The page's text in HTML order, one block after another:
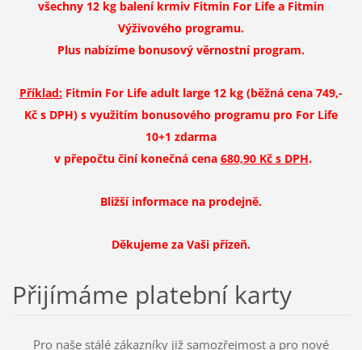
všechny 12 kg balení krmiv Fitmin For Life a Fitmin
Výživového programu.
Plus nabízíme bonusový věrnostní program.
Příklad: Fitmin For Life adult large 12 kg (běžná cena 749,-
Kč s DPH) s využitím bonusového programu pro For Life
10+1 zdarma
v přepočtu činí konečná cena 680,90 Kč s DPH.
Bližší informace na prodejně.
Děkujeme za Vaši přízeň.
Přijímáme platební karty
Pro naše stálé zákazníky již samozřejmost a pro nové